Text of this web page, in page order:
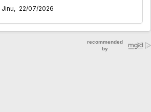
Jinu, 22/07/2026